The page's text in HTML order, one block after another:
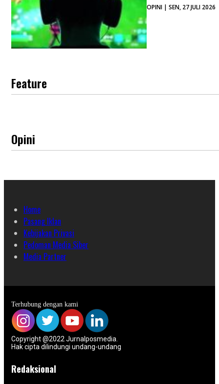
OPINI | SEN, 27 JULI 2026
Feature
Opini
Home
Pasang Iklan
Kebijakan Privasi
Pedoman Media Siber
Media Partner
Terhubung dengan kami
Copyright @2022 Jurnalposmedia.
Hak cipta dilindungi undang-undang
Redaksional